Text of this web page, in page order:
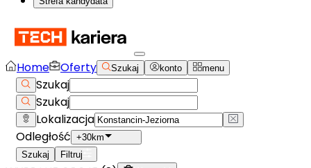
Home Oferty Szukaj konto menu
Szukaj
Szukaj
Lokalizacja
Odległość +30km
Szukaj
Filtruj